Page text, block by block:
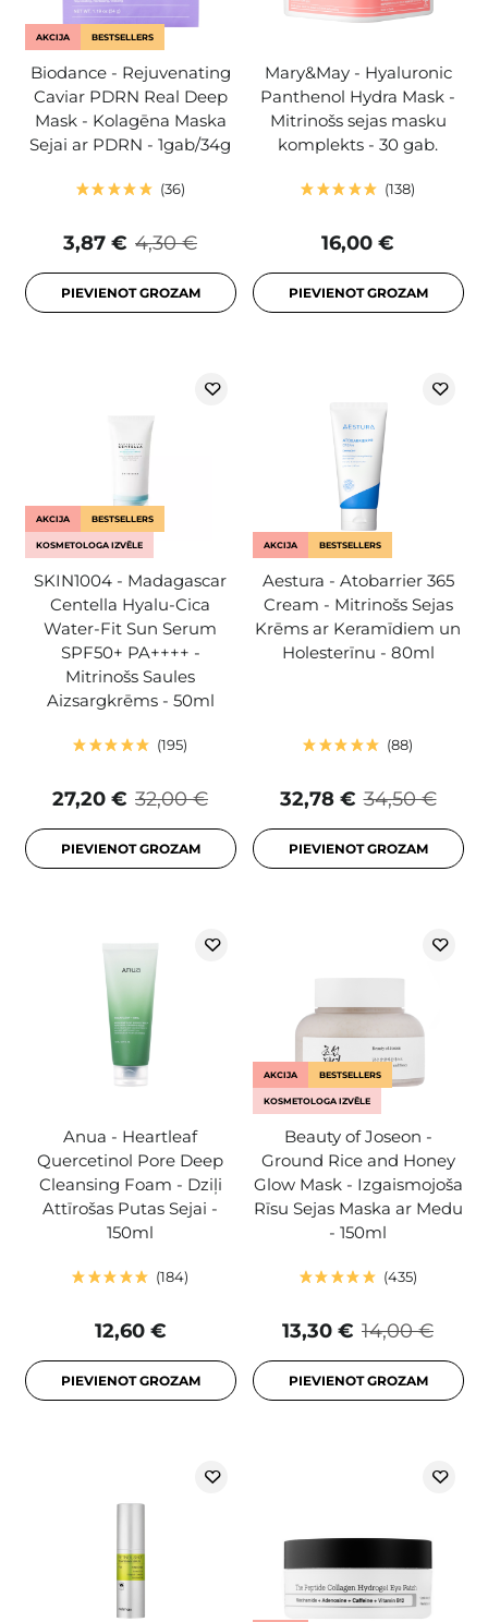
AKCIJA BESTSELLERS
Biodance - Rejuvenating
Caviar PDRN Real Deep
Mask - Kolagēna Maska
Sejai ar PDRN - 1gab/34g
36
4,30 €
3,87 €
PIEVIENOT GROZAM
Mary&May - Hyaluronic
Panthenol Hydra Mask -
Mitrinošs sejas masku
komplekts - 30 gab.
138
16,00 €
PIEVIENOT GROZAM
AKCIJA BESTSELLERS
KOSMETOLOGA IZVĒLE
SKIN1004 - Madagascar
Centella Hyalu-Cica
Water-Fit Sun Serum
SPF50+ PA++++ -
Mitrinošs Saules
Aizsargkrēms - 50ml
195
32,00 €
27,20 €
PIEVIENOT GROZAM
AKCIJA BESTSELLERS
Aestura - Atobarrier 365
Cream - Mitrinošs Sejas
Krēms ar Keramīdiem un
Holesterīnu - 80ml
88
34,50 €
32,78 €
PIEVIENOT GROZAM
Anua - Heartleaf
Quercetinol Pore Deep
Cleansing Foam - Dziļi
Attīrošas Putas Sejai -
150ml
184
12,60 €
PIEVIENOT GROZAM
AKCIJA BESTSELLERS
KOSMETOLOGA IZVĒLE
Beauty of Joseon -
Ground Rice and Honey
Glow Mask - Izgaismojoša
Rīsu Sejas Maska ar Medu
- 150ml
435
14,00 €
13,30 €
PIEVIENOT GROZAM